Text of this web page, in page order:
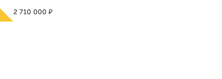
2 710 000 ₽